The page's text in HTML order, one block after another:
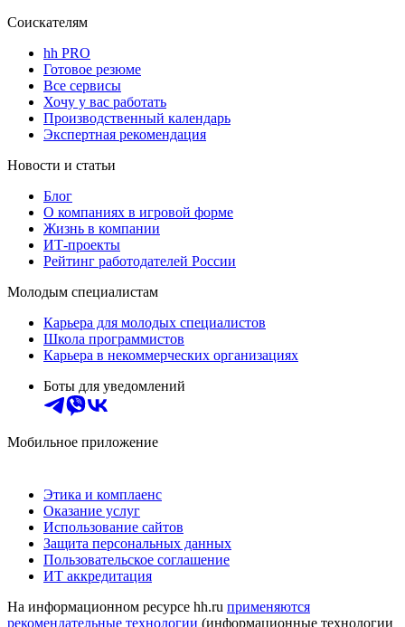
Соискателям
hh PRO
Готовое резюме
Все сервисы
Хочу у вас работать
Производственный календарь
Экспертная рекомендация
Новости и статьи
Блог
О компаниях в игровой форме
Жизнь в компании
ИТ-проекты
Рейтинг работодателей России
Молодым специалистам
Карьера для молодых специалистов
Школа программистов
Карьера в некоммерческих организациях
Боты для уведомлений
Мобильное приложение
Этика и комплаенс
Оказание услуг
Использование сайтов
Защита персональных данных
Пользовательское соглашение
ИТ аккредитация
На информационном ресурсе hh.ru применяются
рекомендательные технологии (информационные технологии